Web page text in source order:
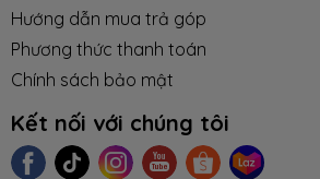
Hướng dẫn mua trả góp
Phương thức thanh toán
Chính sách bảo mật
Kết nối với chúng tôi